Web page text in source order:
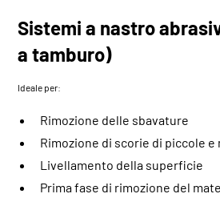
Sistemi a nastro
a tamburo)
Ideale per:
Rimozione delle sbavature
Rimozione di scorie di piccole
Livellamento della superficie
Prima fase di rimozione del